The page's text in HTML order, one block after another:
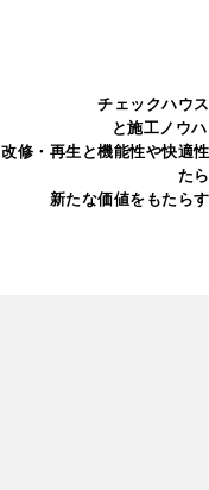
チェックハウ
と施工ノウハ
改修・再生と機能性や快適
た
新たな価値をもたら